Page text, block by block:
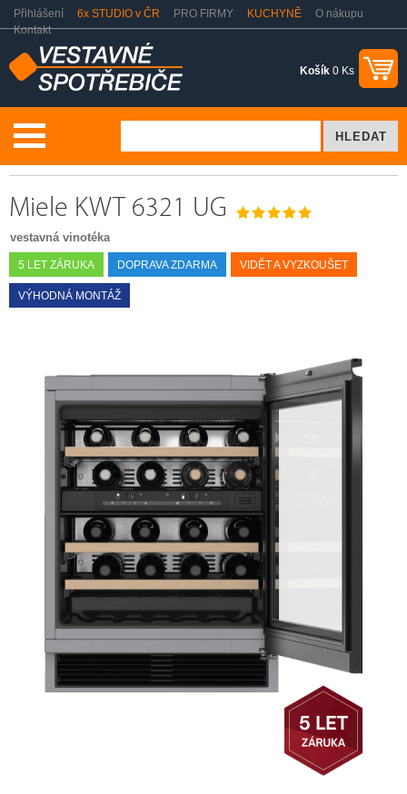
Přihlášení 6x STUDIO v ČR PRO FIRMY KUCHYNĚ
O nákupu
Kontakt
Košík 0 Ks
Miele KWT 6321 UG
vestavná vinotéka
5 LET ZÁRUKA DOPRAVA ZDARMA VIDĚT A VYZKOUŠET
VÝHODNÁ MONTÁŽ